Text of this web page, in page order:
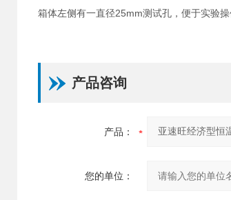
箱体左侧有一直径25mm测试孔，便于实验操
产品咨询
产品：
您的单位：